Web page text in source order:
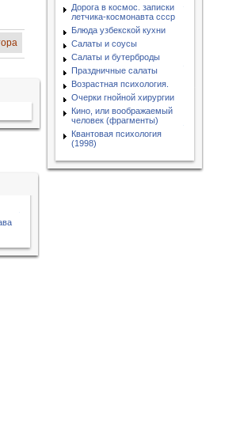
Дорога в космос. записки
летчика-космонавта ссср
Блюда узбекской кухни
Салаты и соусы
Салаты и бутерброды
Праздничные салаты
Возрастная психология.
Очерки гнойной хирургии
Кино, или воображаемый
человек (фрагменты)
Квантовая психология
(1998)